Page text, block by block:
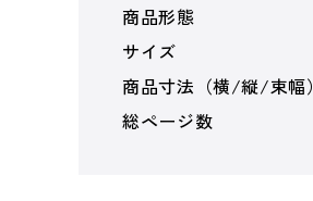
商品形態
サイズ
商品寸法（横/縦/束幅）
総ページ数